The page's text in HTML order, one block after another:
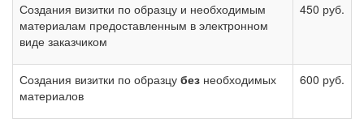
Создания визитки по образцу и необходимым
материалам предоставленным в электронном
виде заказчиком
450 руб.
Создания визитки по образцу без необходимых
материалов
600 руб.